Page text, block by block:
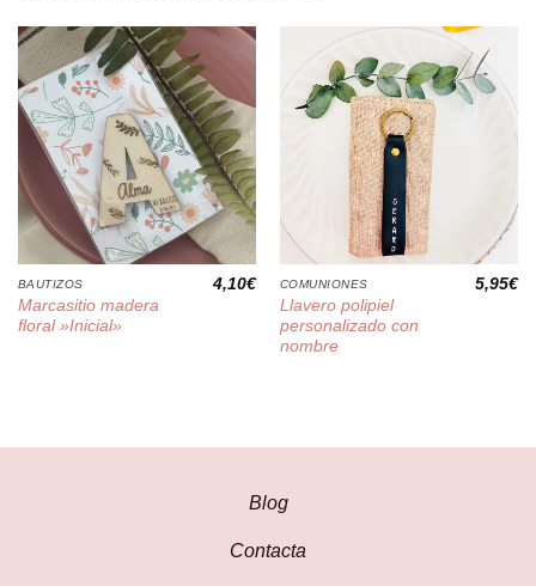
BAUTIZOS
Marcasitio madera
floral »Inicial»
4,10€ COMUNIONES
Llavero polipiel
personalizado con
nombre
5,95€
Blog
Contacta